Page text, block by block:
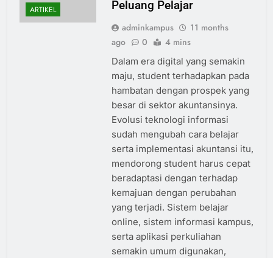
ARTIKEL
Peluang Pelajar
adminkampus
11 months
ago
0 4 mins
Dalam era digital yang semakin
maju, student terhadapkan pada
hambatan dengan prospek yang
besar di sektor akuntansinya.
Evolusi teknologi informasi
sudah mengubah cara belajar
serta implementasi akuntansi itu,
mendorong student harus cepat
beradaptasi dengan terhadap
kemajuan dengan perubahan
yang terjadi. Sistem belajar
online, sistem informasi kampus,
serta aplikasi perkuliahan
semakin umum digunakan,